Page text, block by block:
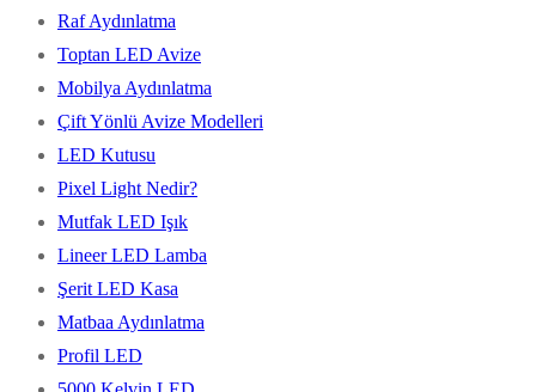
Raf Aydınlatma
Toptan LED Avize
Mobilya Aydınlatma
Çift Yönlü Avize Modelleri
LED Kutusu
Pixel Light Nedir?
Mutfak LED Işık
Lineer LED Lamba
Şerit LED Kasa
Matbaa Aydınlatma
Profil LED